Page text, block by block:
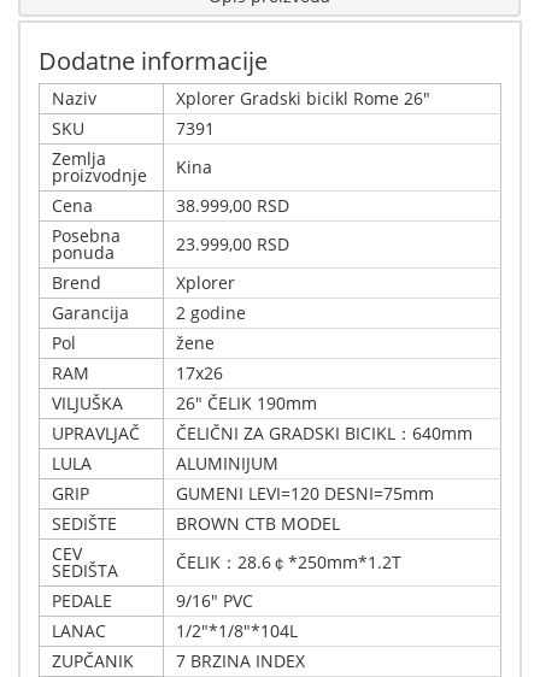
Dodatne informacije
Naziv
Xplorer Gradski bicikl Rome 26"
SKU
7391
Zemlja
proizvodnje
Kina
Cena
38.999,00 RSD
Posebna
ponuda
23.999,00 RSD
Brend
Xplorer
Garancija
2 godine
Pol
žene
RAM
17x26
VILJUŠKA
26" ČELIK 190mm
UPRAVLJAČ
ČELIČNI ZA GRADSKI BICIKL：640mm
LULA
ALUMINIJUM
GRIP
GUMENI LEVI=120 DESNI=75mm
SEDIŠTE
BROWN CTB MODEL
CEV
SEDIŠTA
ČELIK：28.6￠*250mm*1.2T
PEDALE
9/16" PVC
LANAC
1/2"*1/8"*104L
ZUPČANIK
7 BRZINA INDEX